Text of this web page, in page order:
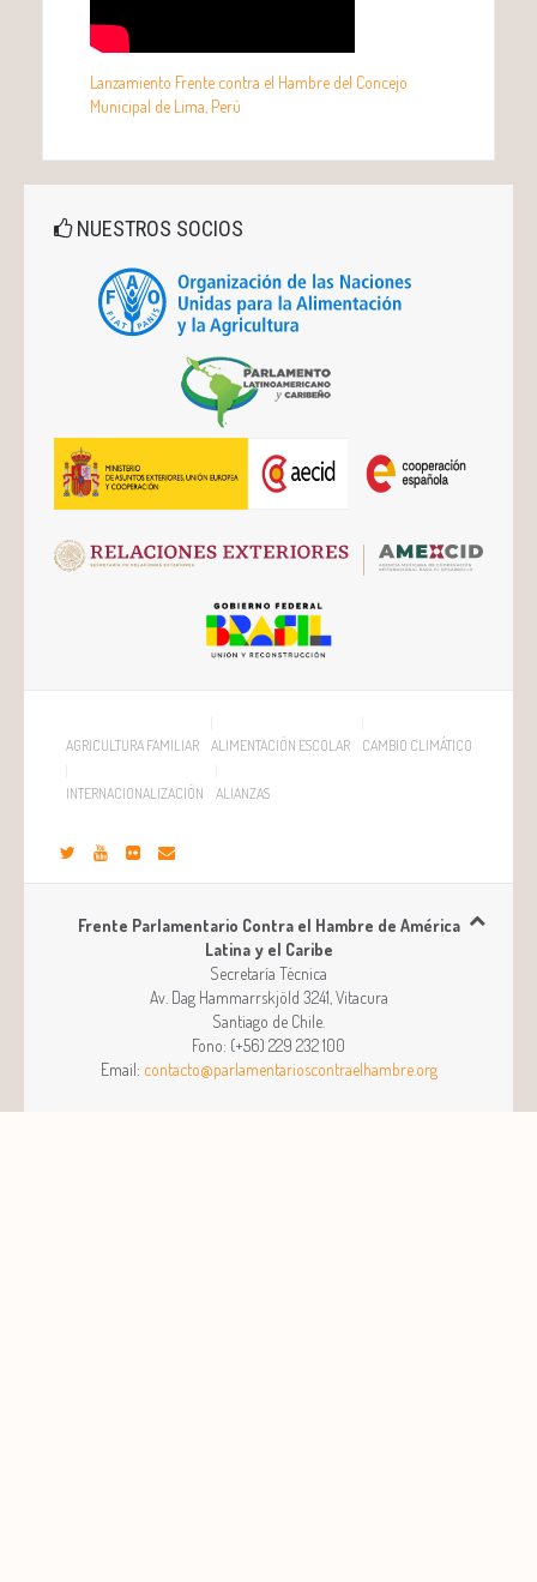
Lanzamiento Frente contra el Hambre del Concejo
Municipal de Lima, Perú
NUESTROS SOCIOS
AGRICULTURA FAMILIAR ALIMENTACIÓN ESCOLAR CAMBIO CLIMÁTICO
INTERNACIONALIZACIÓN ALIANZAS
Frente Parlamentario Contra el Hambre de América
Latina y el Caribe
Secretaría Técnica
Av. Dag Hammarrskjöld 3241, Vitacura
Santiago de Chile
Fono: (+56) 229 232 100
Email: contacto@parlamentarioscontraelhambre.org